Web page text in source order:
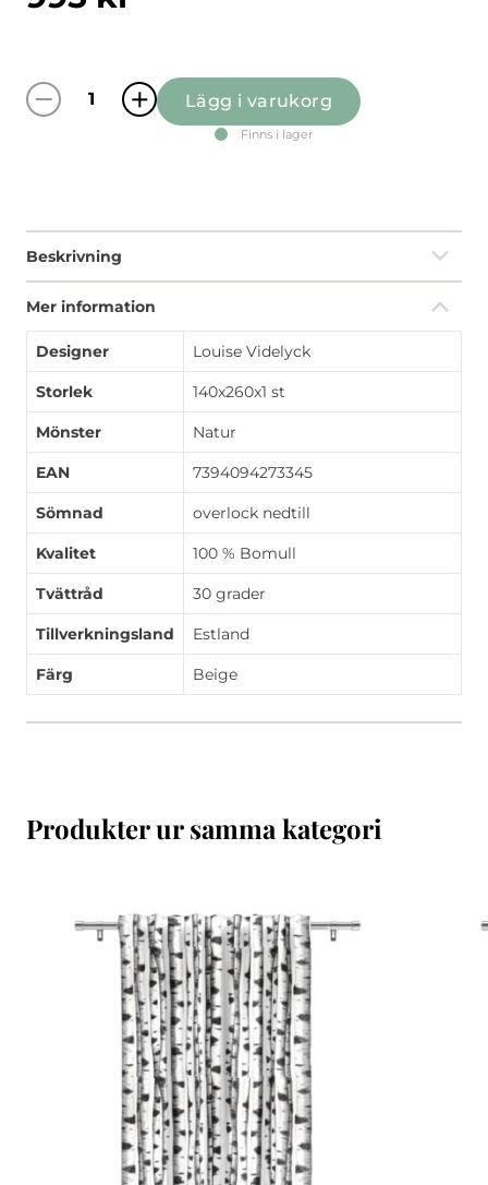
Fjällvandring beige multibandslängd 1-pack
Lägg i varukorg
Finns i lager
Beskrivning
Mer information
Designer Louise Videlyck
Storlek 140x260x1 st
Mönster Natur
EAN 7394094273345
Sömnad overlock nedtill
Kvalitet 100 % Bomull
Tvättråd 30 grader
Tillverkningsland Estland
Färg Beige
Produkter ur samma kategori